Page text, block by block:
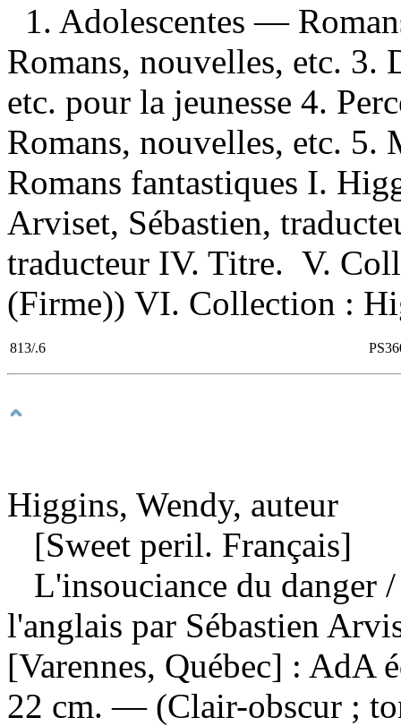
1. Adolescentes —
Romans, nouvelles, etc.
etc. pour la jeunesse 4.
Romans, nouvelles, etc.
Romans fantastiques I.
Arviset, Sébastien,
traducteur IV. Titre. V.
(Firme)) VI. Collection :
813/.6
Higgins, Wendy, auteur
[Sweet peril. Français]
L'insouciance du danger
l'anglais par Sébastien
[Varennes, Québec] :
22 cm. — (Clair-obscur ;